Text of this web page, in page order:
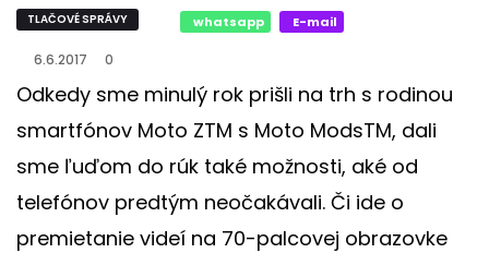
TLAČOVÉ SPRÁVY whatsapp E-mail
6.6.2017 0
Odkedy sme minulý rok prišli na trh s rodinou
smartfónov Moto ZTM s Moto ModsTM, dali
sme ľuďom do rúk také možnosti, aké od
telefónov predtým neočakávali. Či ide o
premietanie videí na 70-palcovej obrazovke